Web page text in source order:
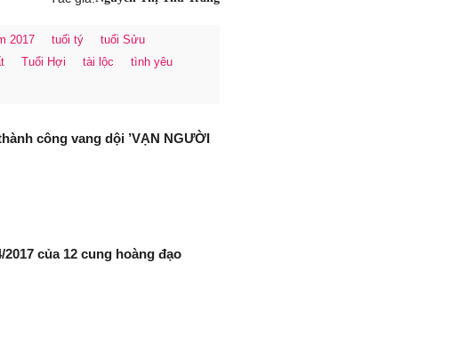
2017 tuổi tý
tuổi Sửu
Tuổi Hợi tài lộc
tình yêu
công vang dội ’VẠN NGƯỜI
của 12 cung hoàng đạo